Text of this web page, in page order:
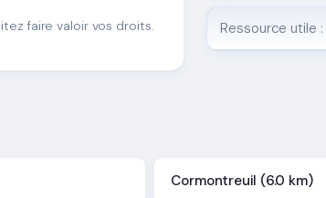
faire valoir vos droits. Ressource utile :
Cormontreuil (6.0 km)